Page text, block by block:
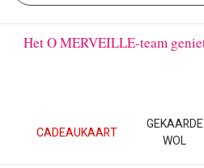
Het O MERVEILLE-team
CADEAUKAART
GEKAARDE
WOL